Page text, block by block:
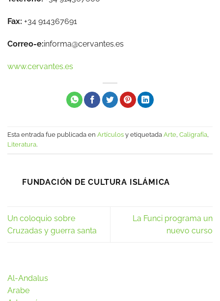
Fax: +34 914367691
Correo-e:informa@cervantes.es
www.cervantes.es
Esta entrada fue publicada en Artículos y etiquetada Arte Caligrafía
Literatura.
FUNDACIÓN DE CULTURA ISLÁMICA
Un coloquio sobre
Cruzadas y guerra santa
La Funci programa un
nuevo curso
Al-Andalus
Arabe